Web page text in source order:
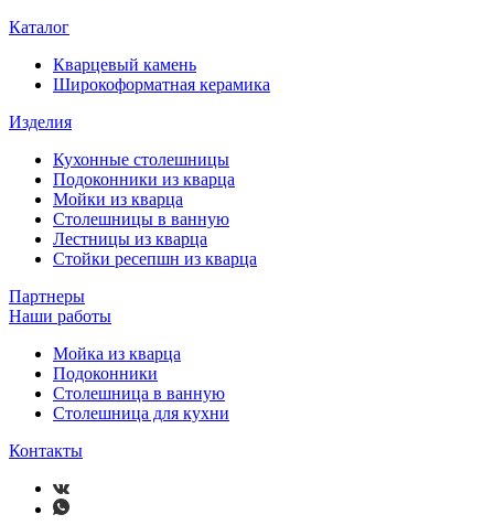
Каталог
Кварцевый камень
Широкоформатная керамика
Изделия
Кухонные столешницы
Подоконники из кварца
Мойки из кварца
Столешницы в ванную
Лестницы из кварца
Стойки ресепшн из кварца
Партнеры
Наши работы
Мойка из кварца
Подоконники
Столешница в ванную
Столешница для кухни
Контакты